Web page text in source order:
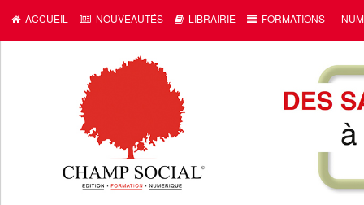
ACCUEIL NOUVEAUTÉS LIBRAIRIE FORMATIONS